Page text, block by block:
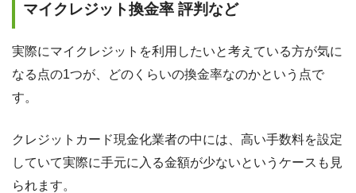
マイクレジット換金率 評判など
実際にマイクレジットを利用したいと考えている方が気に
なる点の1つが、どのくらいの換金率なのかという点で
す。
クレジットカード現金化業者の中には、高い手数料を設定
していて実際に手元に入る金額が少ないというケースも見
られます。